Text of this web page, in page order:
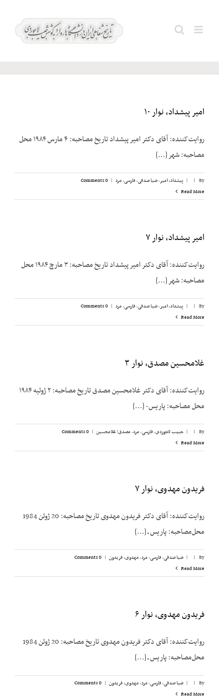
فروهر؛
امیر پیشداد، نوار ۱۰
روایت‌کننده: آقای دکتر امیر پیشداد تاریخ مصاحبه: ۴ مارس ۱۹۸۴ محل
مصاحبه: شهر [...]
By
|
| پیشداد، امیر,ضیا صدقی,فارسی,مرد |
0 Comments
Read More
امیر پیشداد، نوار ۷
روایت‌کننده: آقای دکتر امیر پیشداد تاریخ مصاحبه: ۳ مارچ ۱۹۸۴ محل
مصاحبه: شهر [...]
By
|
| پیشداد، امیر,ضیا صدقی,فارسی,مرد |
0 Comments
Read More
غلامحسین مصدق، نوار ۳
روایت‌کننده: آقای دکتر غلامحسین مصدق تاریخ مصاحبه: ۲ ژوئیه ۱۹۸۴
محل مصاحبه: پاریس- [...]
By
|
| حبیب لاجوردی,فارسی,مرد,مصدق؛ غلامحسین |
0 Comments
Read More
فریدون مهدوی، نوار ۷
روایت‌کننده: آقای دکتر فریدون مهدوی تاریخ مصاحبه: 20 ژوئن 1984
محل‌مصاحبه: پاریس ـ [...]
By
|
| ضیا صدقی,فارسی,مرد,مهدوی، فریدون |
0 Comments
Read More
فریدون مهدوی، نوار ۶
روایت‌کننده: آقای دکتر فریدون مهدوی تاریخ مصاحبه: 20 ژوئن 1984
محل‌مصاحبه: پاریس ـ [...]
By
|
| ضیا صدقی,فارسی,مرد,مهدوی، فریدون |
0 Comments
Read More